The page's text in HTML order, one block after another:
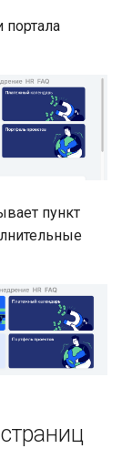
портала
пункт